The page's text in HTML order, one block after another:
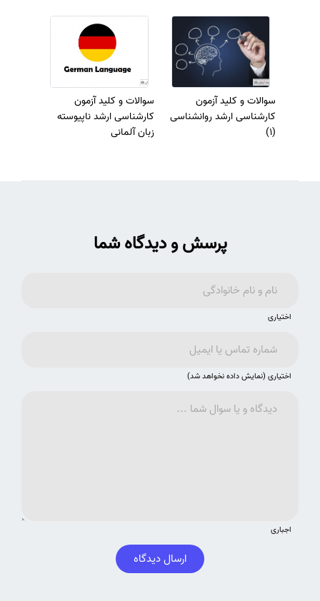
سوالات و کلید آزمون
کارشناسی ارشد روانشناسی
(1)
سوالات و کلید آزمون
کارشناسی ارشد ناپیوسته
زبان آلمانی
پرسش و دیدگاه شما
اختیاری
اختیاری (نمایش داده نخواهد شد)
اجباری
ارسال دیدگاه